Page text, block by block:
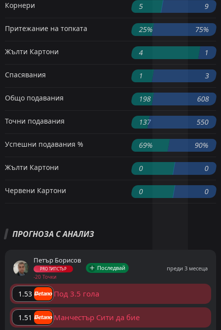
Корнери 5 9
Притежание на топката 25% 75%
Жълти Картони 4 1
Спасявания 1 3
Общо подавания 198 608
Точни подавания 137 550
Успешни подавания % 69% 90%
Жълти Картони 0 0
Червени Картони 0 0
ПРОГНОЗА С АНАЛИЗ
Петър Борисов
PRO ТИПСТЪР
-20 Точки
Последвай преди 3 месеца
1.53 Под 3.5 гола
1.51 Манчестър Сити да бие